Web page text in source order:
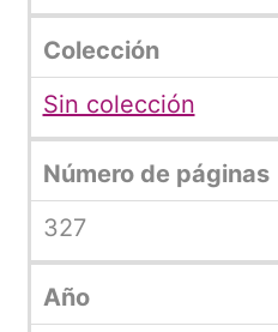
Colección
Sin colección
Número de páginas
327
Año